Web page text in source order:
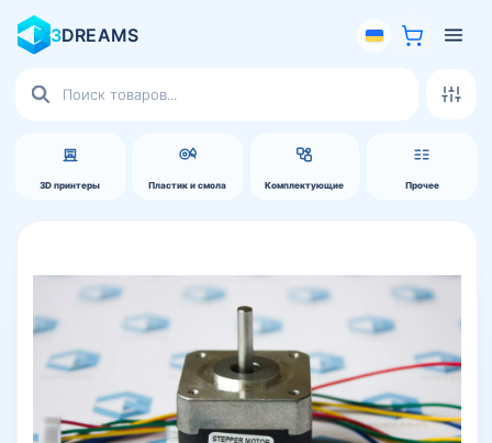
3DREAMS
3D принтеры Пластик и смола Комплектующие Прочее
товаров